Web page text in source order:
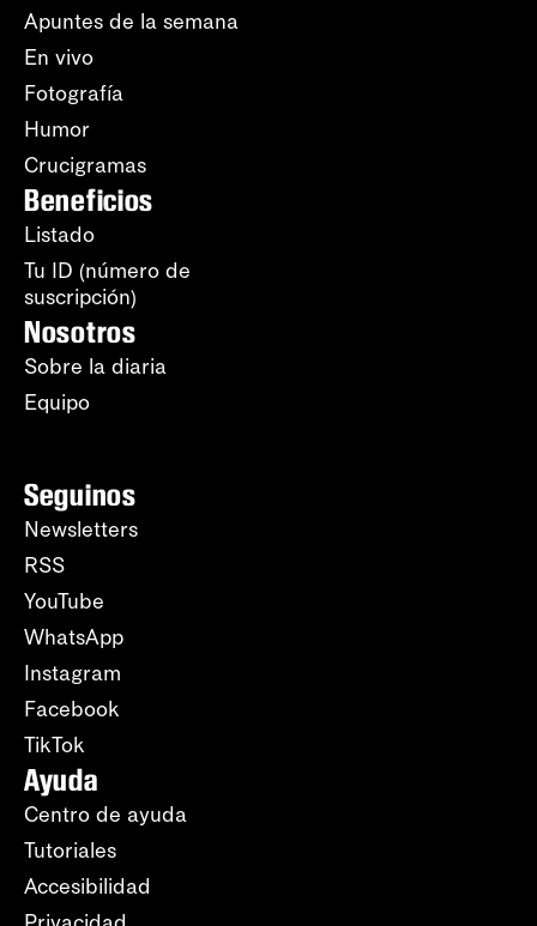
Apuntes de la semana
En vivo
Fotografía
Humor
Crucigramas
Beneficios
Listado
Tu ID (número de
suscripción)
Nosotros
Sobre la diaria
Equipo
Seguinos
Newsletters
RSS
YouTube
WhatsApp
Instagram
Facebook
TikTok
Ayuda
Centro de ayuda
Tutoriales
Accesibilidad